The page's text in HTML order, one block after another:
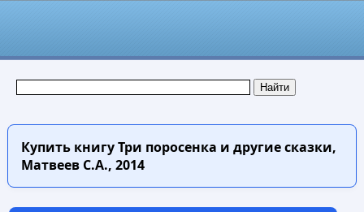
Купить книгуТри поросенка и другие сказки,
Матвеев С.А., 2014